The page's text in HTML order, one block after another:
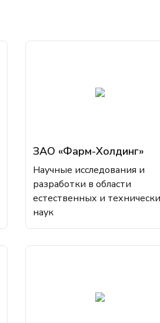
ЗАО «Фарм-Холдинг»
Научные исследования и
разработки в области
естественных и
наук